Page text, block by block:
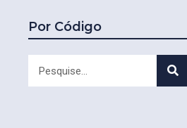
Por Código